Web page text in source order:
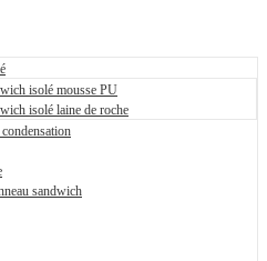
isolé mousse PU
isolé laine de roche
sandwich